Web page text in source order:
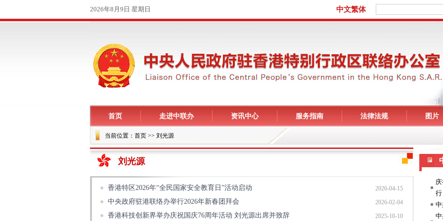
首页 走进中联办 资讯中心 服务指南 法律法规 图片
当前位置：首页>> 刘光源
刘光源
香港特区2026年“全民国家安全教育日”活动启动 2026-04-15
中央政府驻港联络办举行2026年新春团拜会 2026-02-04
香港科技创新界举办庆祝国庆76周年活动 刘光源出席并致辞 2025-10-10